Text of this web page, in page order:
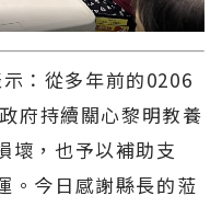
：從多年前的0206
府持續關心黎明教養
壞，也予以補助支
。今日感謝縣長的蒞